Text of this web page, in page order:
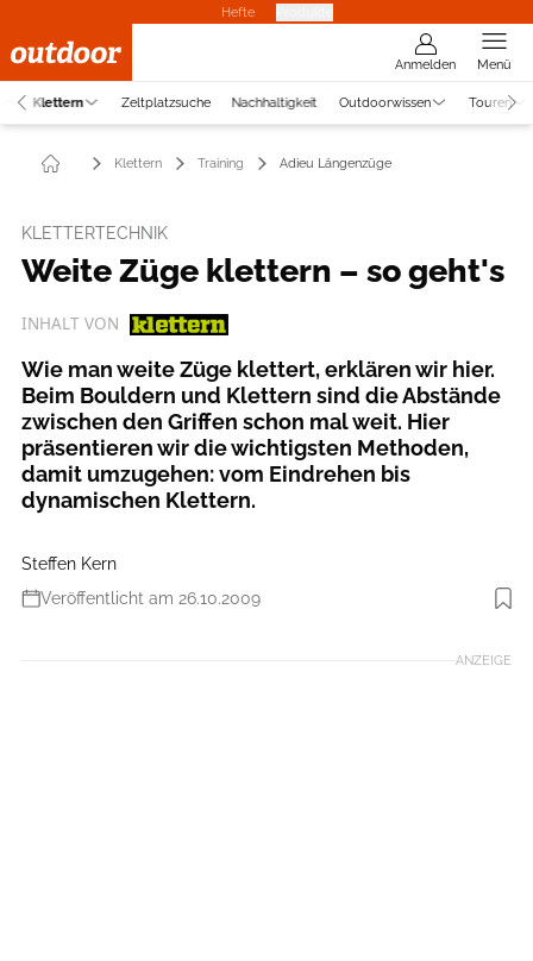
Hefte
Anmelden Menü
Klettern Zeltplatzsuche Nachhaltigkeit Outdoorwissen Touren
Klettern Training Adieu Längenzüge
KLETTERTECHNIK
Weite Züge klettern – so geht's
INHALT VON
Wie man weite Züge klettert, erklären wir hier.
Beim Bouldern und Klettern sind die Abstände
zwischen den Griffen schon mal weit. Hier
präsentieren wir die wichtigsten Methoden,
damit umzugehen: vom Eindrehen bis
dynamischen Klettern.
Steffen Kern
Veröffentlicht am 26.10.2009
Foto: Archiv Zangerl
ANZEIGE